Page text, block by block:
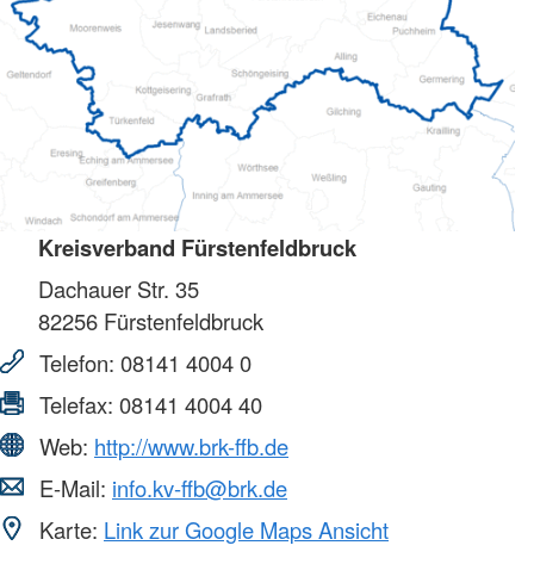
Kreisverband Fürstenfeldbruck
Dachauer Str. 35
82256 Fürstenfeldbruck
Telefon: 08141 4004 0
Telefax: 08141 4004 40
Web: http://www.brk-ffb.de
E-Mail: info.kv-ffb@brk.de
Karte: Link zur Google Maps Ansicht